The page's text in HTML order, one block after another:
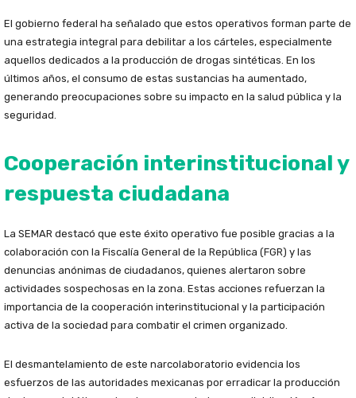
El gobierno federal ha señalado que estos operativos forman parte de
una estrategia integral para debilitar a los cárteles, especialmente
aquellos dedicados a la producción de drogas sintéticas. En los
últimos años, el consumo de estas sustancias ha aumentado,
generando preocupaciones sobre su impacto en la salud pública y la
seguridad.
Cooperación interinstitucional y
respuesta ciudadana
La SEMAR destacó que este éxito operativo fue posible gracias a la
colaboración con la Fiscalía General de la República (FGR) y las
denuncias anónimas de ciudadanos, quienes alertaron sobre
actividades sospechosas en la zona. Estas acciones refuerzan la
importancia de la cooperación interinstitucional y la participación
activa de la sociedad para combatir el crimen organizado.
El desmantelamiento de este narcolaboratorio evidencia los
esfuerzos de las autoridades mexicanas por erradicar la producción